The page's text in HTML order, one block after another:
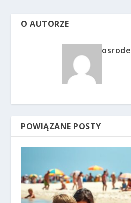
O AUTORZE
POWIĄZANE POSTY